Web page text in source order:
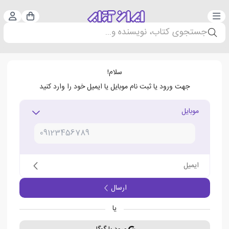
دسته‌بندی سبد
جستجوی کتاب، نویسنده و...
سلام!
جهت ورود یا ثبت نام موبایل یا ایمیل خود را وارد کنید
موبایل
ایمیل
ارسال
یا